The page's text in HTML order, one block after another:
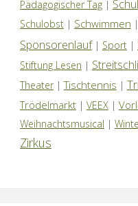
Pädagogischer Tag|
Schulobst| Schwimmen |
Sponsorenlauf| Sport|
Stiftung Lesen |
Theater|Tischtennis |
Trödelmarkt| VEEX|
Weihnachtsmusical |
Zirkus